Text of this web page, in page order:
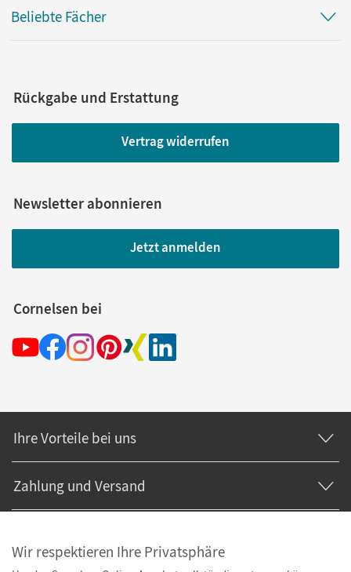
Beliebte Fächer
Rückgabe und Erstattung
Vertrag widerrufen
Newsletter abonnieren
Jetzt anmelden
Cornelsen bei
Ihre Vorteile bei uns
Zahlung und Versand
Wir respektieren Ihre Privatsphäre